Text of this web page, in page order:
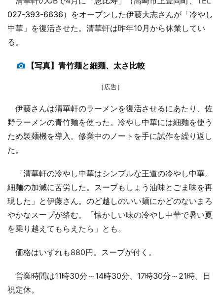
027-393-6636）をオープンした伊藤大志さんが「冷やし
中華」を復活させた。清華軒は昨年10月から休業してい
る。
【写真】青竹麺と細麺、太さ比較
［広告］
伊藤さんは清華軒のラーメンを復活させるにあたり、佐
野ラーメンの青竹麺を使った。冷やし中華には細麺を使う
ため製麺機を導入。修業中のノートを手に試作を繰り返し
た。
「清華軒の冷やし中華はシンプルな王道の冷やし中華。
細麺の加減に苦労した。スープもしょう油味とごま味を再
現した」と伊藤さん。のど越しのいい麺にかどのないまろ
やかなスープが絡む。「懐かしい味の冷やし中華で暑い夏
を乗り越えてもらえたら」とも。
価格はいずれも880円。スープが付く。
営業時間は11時30分～14時30分、17時30分～21時。日
祝定休。